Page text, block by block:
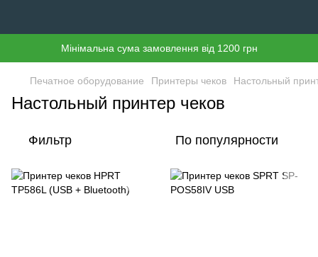
Мінімальна сума замовлення від 1200 грн
Печатное оборудование Принтеры чеков Настольный
Настольный принтер чеков
Фильтр По популярности